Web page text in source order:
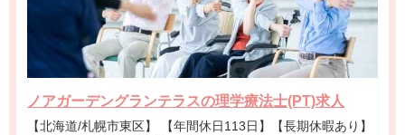
ノアガーデングランテラスの理学療法士(PT)求人
【北海道/札幌市東区】 【年間休日113日】【長期休暇あり】